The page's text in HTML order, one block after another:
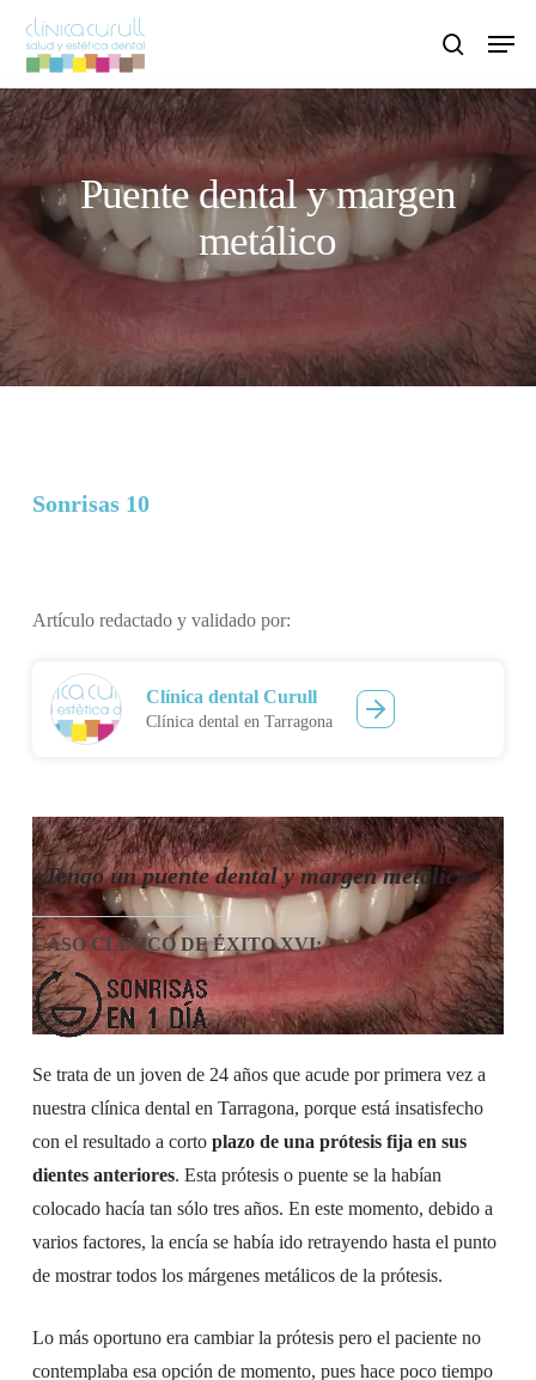
content
search
Menu
Puente dental y margen
metálico
Sonrisas 10
Artículo redactado y validado por:
Clínica dental Curull
Clínica dental en Tarragona
«Tengo un puente dental y margen metálico»
CASO CLÍNICO DE ÉXITO XVI:
Se trata de un joven de 24 años que acude por primera vez a
nuestra clínica dental en Tarragona, porque está insatisfecho
con el resultado a corto plazo de una prótesis fija en sus
dientes anteriores. Esta prótesis o puente se la habían
colocado hacía tan sólo tres años. En este momento, debido a
varios factores, la encía se había ido retrayendo hasta el punto
de mostrar todos los márgenes metálicos de la prótesis.
Lo más oportuno era cambiar la prótesis pero el paciente no
contemplaba esa opción de momento, pues hace poco tiempo